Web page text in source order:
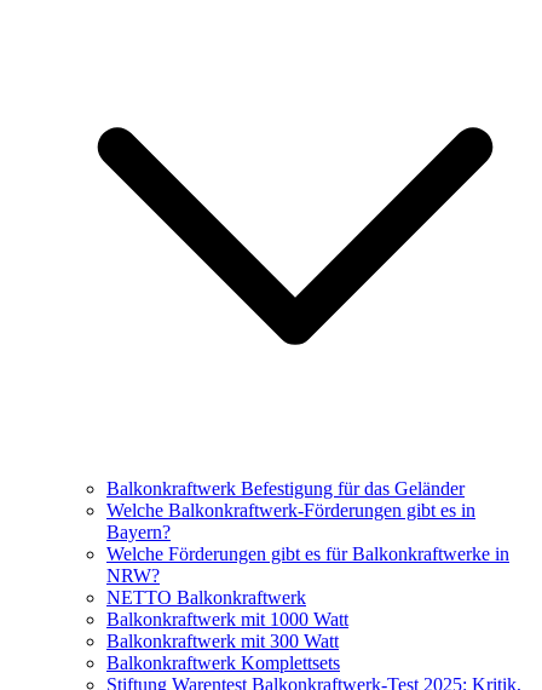
Balkonkraftwerk Befestigung für das Geländer
Welche Balkonkraftwerk-Förderungen gibt es in
Bayern?
Welche Förderungen gibt es für Balkonkraftwerke in
NRW?
NETTO Balkonkraftwerk
Balkonkraftwerk mit 1000 Watt
Balkonkraftwerk mit 300 Watt
Balkonkraftwerk Komplettsets
Stiftung Warentest Balkonkraftwerk-Test 2025: Kritik,